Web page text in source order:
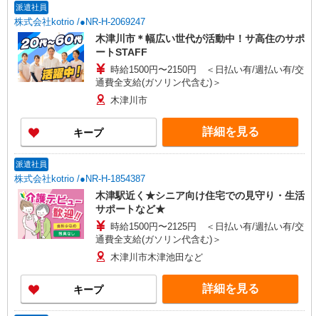
派遣社員
株式会社kotrio /●NR-H-2069247
木津川市＊幅広い世代が活動中！サ高住のサポ
ートSTAFF
時給1500円〜2150円 ＜日払い有/週払い有/交
通費全支給(ガソリン代含む)＞
木津川市
キープ 詳細を見る
派遣社員
株式会社kotrio /●NR-H-1854387
木津駅近く★シニア向け住宅での見守り・生活
サポートなど★
時給1500円〜2125円 ＜日払い有/週払い有/交
通費全支給(ガソリン代含む)＞
木津川市木津池田など
キープ 詳細を見る